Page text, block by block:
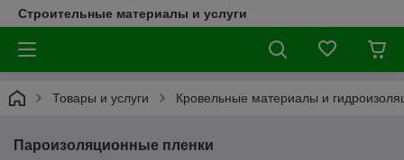
Строительные материалы и услуги
Товары и услуги Кровельные материалы и
Пароизоляционные пленки